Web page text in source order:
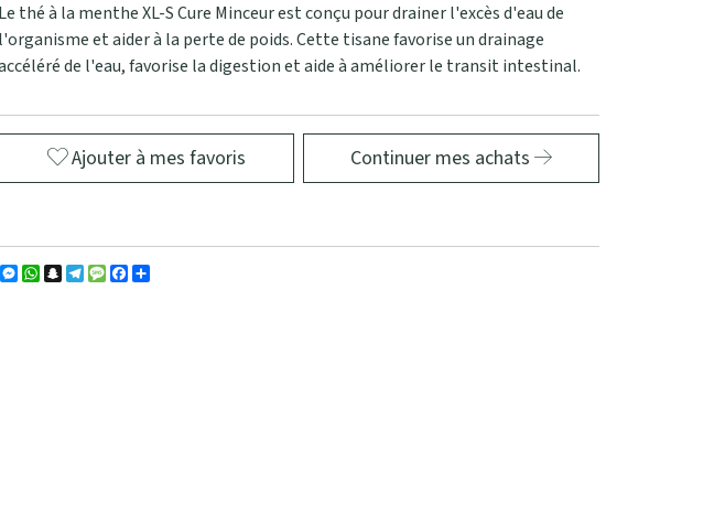
Le thé à la menthe XL-S Cure Minceur est conçu pour drainer l'excès d'eau de
l'organisme et aider à la perte de poids. Cette tisane favorise un drainage
de l'eau, favorise la digestion et aide à améliorer le transit intestinal.
Ajouter à mes favoris Continuer mes achats
Messenger
WhatsApp
Snapchat
Telegram
MessageFacebook